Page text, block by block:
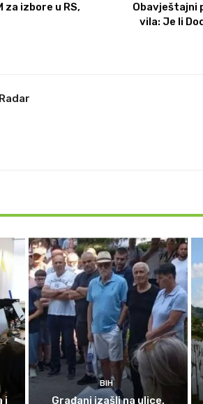
za izbore u RS,
Obavještajni
vila: Je li
i
BIH
Građani izašli na ulice,